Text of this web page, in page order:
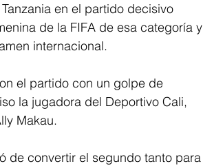
en el partido decisivo
de la FIFA de esa categoría y
internacional.
el partido con un golpe de
la jugadora del Deportivo Cali,
Makau.
de convertir el segundo tanto para